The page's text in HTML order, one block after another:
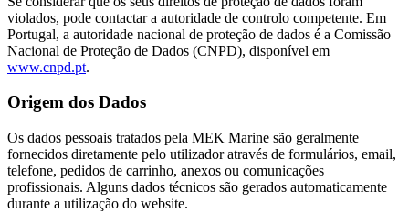
violados, pode contactar a autoridade de controlo competente. Em
Portugal, a autoridade nacional de proteção de dados é a Comissão
Nacional de Proteção de Dados (CNPD), disponível em
www.cnpd.pt.
Origem dos Dados
Os dados pessoais tratados pela MEK Marine são geralmente
fornecidos diretamente pelo utilizador através de formulários, email,
telefone, pedidos de carrinho, anexos ou comunicações
profissionais. Alguns dados técnicos são gerados automaticamente
durante a utilização do website.